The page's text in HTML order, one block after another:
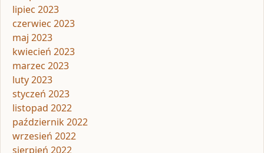
lipiec 2023
czerwiec 2023
maj 2023
kwiecień 2023
marzec 2023
luty 2023
styczeń 2023
listopad 2022
październik 2022
wrzesień 2022
sierpień 2022